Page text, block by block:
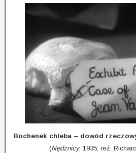
Bochenek chleba – dowód
(Nędznicy; 1935; reż.